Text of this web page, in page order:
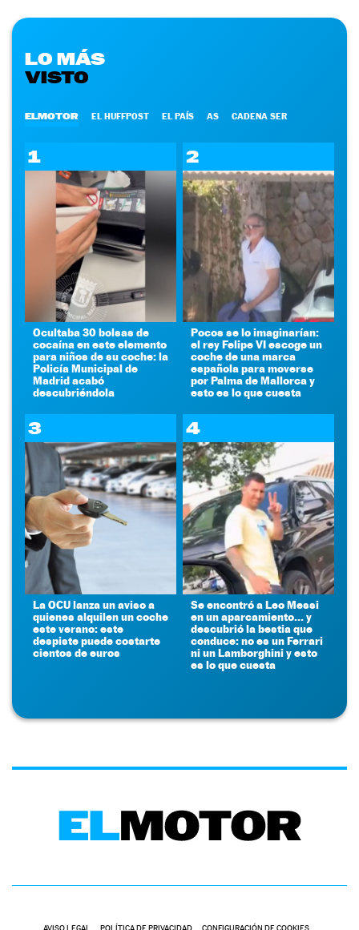
LO MÁS
VISTO
ELMOTOR EL HUFFPOST EL PAÍS AS CADENA SER
1
Ocultaba 30 bolsas de
cocaína en este elemento
para niños de su coche: la
Policía Municipal de
Madrid acabó
descubriéndola
2
Pocos se lo imaginarían:
el rey Felipe VI escoge un
coche de una marca
española para moverse
por Palma de Mallorca y
esto es lo que cuesta
3
La OCU lanza un aviso a
quienes alquilen un coche
este verano: este
despiste puede costarte
cientos de euros
4
Se encontró a Leo Messi
en un aparcamiento... y
descubrió la bestia que
conduce: no es un Ferrari
ni un Lamborghini y esto
es lo que cuesta
AVISO LEGAL POLÍTICA DE PRIVACIDAD CONFIGURACIÓN DE COOKIES